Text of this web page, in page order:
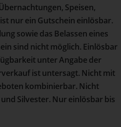
Speisen,
nur ein Gutschein einlösbar.
sowie das Belassen eines
sind nicht möglich. Einlösbar
unter Angabe der
ist untersagt. Nicht mit
kombinierbar. Nicht
Silvester. Nur einlösbar bis